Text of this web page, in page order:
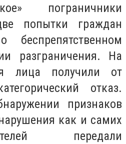
пограничники
попытки граждан
беспрепятственном
разграничения. На
лица получили от
отказ.
признаков
как и самих
передали